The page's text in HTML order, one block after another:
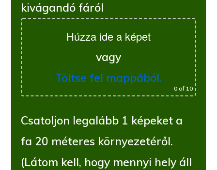
kivágandó fáról
Húzza ide a képet
vagy
Töltse fel mappából.
0of 10
Csatoljon legalább 1 képeket a
fa 20 méteres környezetéről.
(Látom kell, hogy mennyi hely áll